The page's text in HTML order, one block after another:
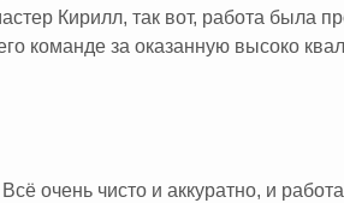
Кирилл, так вот, работа
команде за оказанную высоко
очень чисто и аккуратно, и